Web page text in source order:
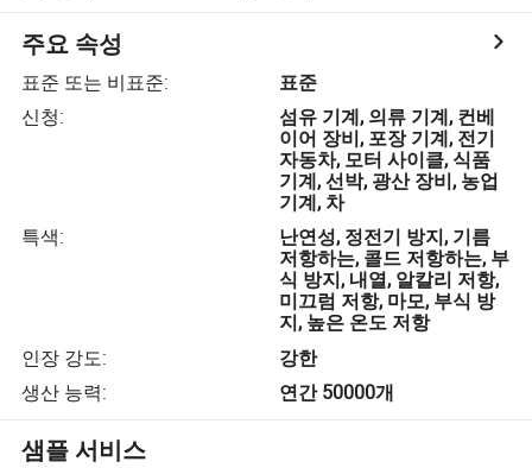
주요 속성
표준 또는 비표준:
표준
신청:
섬유 기계, 의류 기계, 컨베
이어 장비, 포장 기계, 전기
자동차, 모터 사이클, 식품
기계, 선박, 광산 장비, 농업
기계, 차
특색:
난연성, 정전기 방지, 기름
저항하는, 콜드 저항하는, 부
식 방지, 내열, 알칼리 저항,
미끄럼 저항, 마모, 부식 방
지, 높은 온도 저항
인장 강도:
강한
생산 능력: 연간 50000개
샘플 서비스